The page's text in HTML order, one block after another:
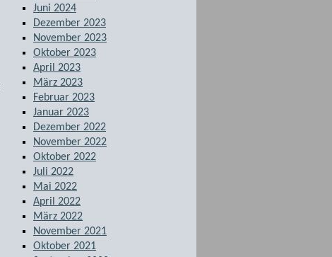
Juni 2024
Dezember 2023
November 2023
Oktober 2023
April 2023
März 2023
Februar 2023
Januar 2023
Dezember 2022
November 2022
Oktober 2022
Juli 2022
Mai 2022
April 2022
März 2022
November 2021
Oktober 2021